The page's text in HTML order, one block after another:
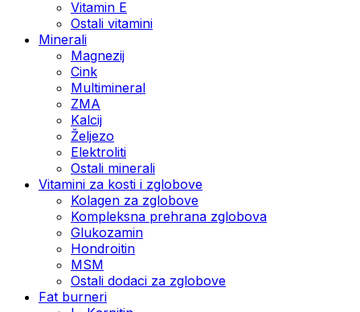
Vitamin E
Ostali vitamini
Minerali
Magnezij
Cink
Multimineral
ZMA
Kalcij
Željezo
Elektroliti
Ostali minerali
Vitamini za kosti i zglobove
Kolagen za zglobove
Kompleksna prehrana zglobova
Glukozamin
Hondroitin
MSM
Ostali dodaci za zglobove
Fat burneri